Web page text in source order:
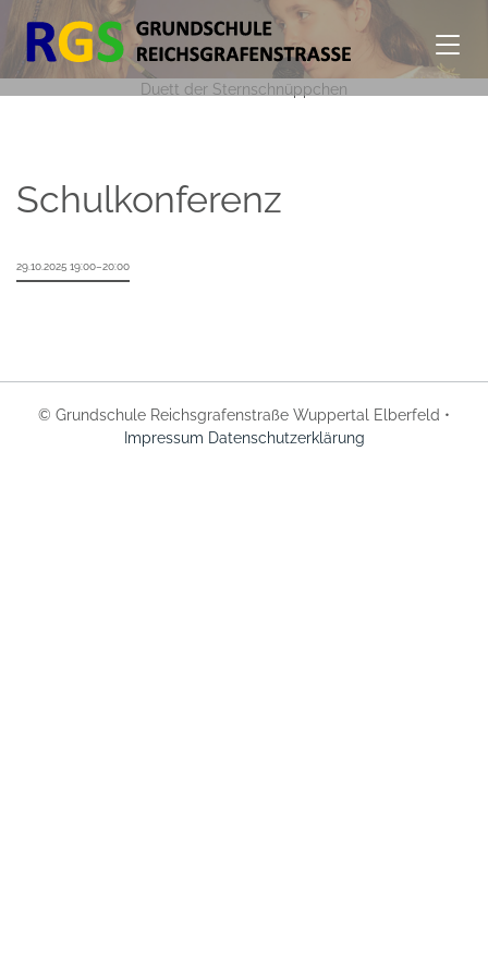
Duett der Sternschnüppchen
Schulkonferenz
29.10.2025 19:00–20:00
© Grundschule Reichsgrafenstraße Wuppertal Elberfeld •
Impressum Datenschutzerklärung